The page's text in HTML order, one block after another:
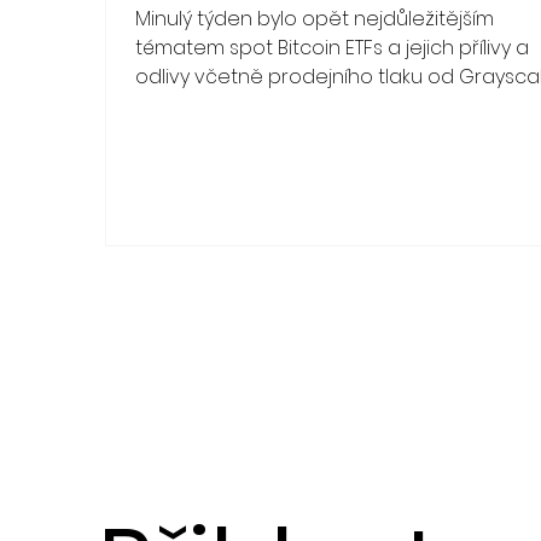
Minulý týden bylo opět nejdůležitějším
tématem spot Bitcoin ETFs a jejich přílivy a
odlivy včetně prodejního tlaku od